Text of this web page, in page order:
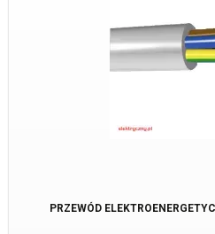
PRZEWÓD